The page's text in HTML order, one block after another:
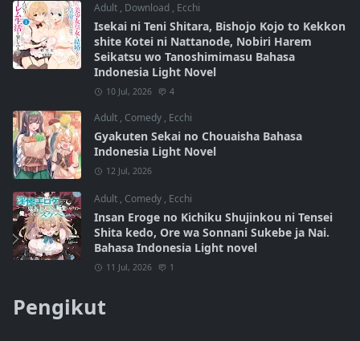
Adult , Download , Ecchi
Isekai ni Teni Shitara, Bishojo Kojo to Kekkon
shite Kotei ni Nattanode, Nobiri Harem
Seikatsu wo Tanoshimimasu Bahasa
Indonesia Light Novel
10 Jul, 2026 4
Adult , Comedy , Ecchi
Gyakuten Sekai no Chouaisha Bahasa
Indonesia Light Novel
12 Jul, 2026
Adult , Comedy , Ecchi
Insan Eroge no Kichiku Shujinkou ni Tensei
Shita kedo, Ore wa Sonnani Sukebe ja Nai.
Bahasa Indonesia Light novel
11 Jul, 2026 1
Pengikut